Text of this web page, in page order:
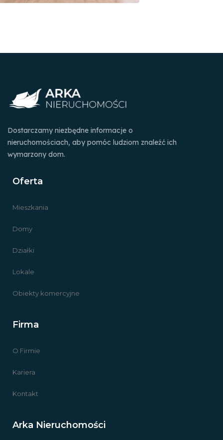
Dostarczamy niezbędne informacje o
nieruchomościach, aby pomóc ludziom znaleźć ich
wymarzony dom.
Oferta
Mieszkania
Domy
Działki
Lokale
Obiekty komercyjne
Firma
O Firmie
Kariera
Kontakt
Arka Nieruchomości